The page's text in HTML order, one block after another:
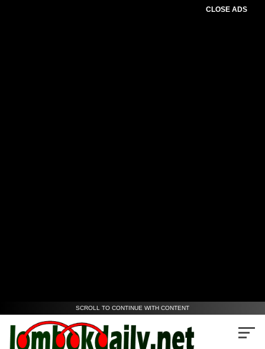
CLOSE ADS
SCROLL TO CONTINUE WITH CONTENT